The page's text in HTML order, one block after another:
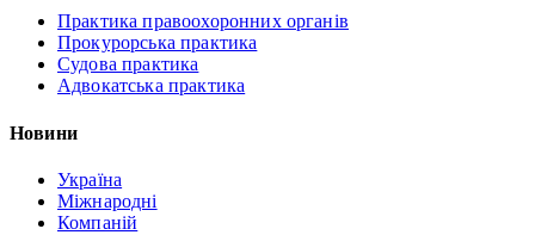
Практика правоохоронних органів
Прокурорська практика
Судова практика
Адвокатська практика
Новини
Україна
Міжнародні
Компаній